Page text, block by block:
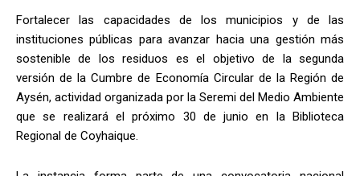
Fortalecer las capacidades de los municipios y de las
instituciones públicas para avanzar hacia una gestión más
sostenible de los residuos es el objetivo de la segunda
versión de la Cumbre de Economía Circular de la Región de
Aysén, actividad organizada por la Seremi del Medio Ambiente
que se realizará el próximo 30 de junio en la Biblioteca
Regional de Coyhaique.